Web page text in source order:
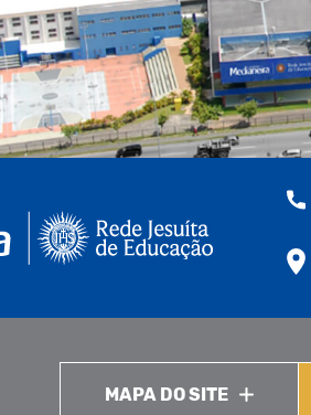
MAPA DO SITE